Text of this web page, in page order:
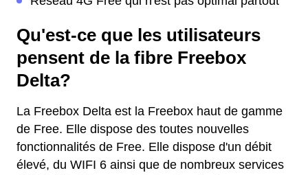
Qu'est-ce que les utilisateurs
pensent de la fibre Freebox
Delta?
La Freebox Delta est la Freebox haut de gamme
de Free. Elle dispose des toutes nouvelles
fonctionnalités de Free. Elle dispose d'un débit
élevé, du WIFI 6 ainsi que de nombreux services